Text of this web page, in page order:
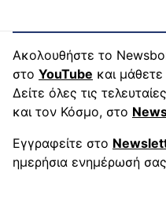
Ακολουθήστε το
στο YouTube και μάθετε
Δείτε όλες τις τελευταίες
και τον Κόσμο, στο
Εγγραφείτε στο
ημερήσια ενημέρωσή σας